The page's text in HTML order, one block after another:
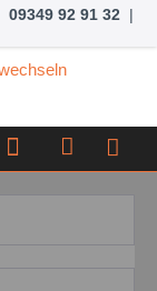
09349 92 91 32 |